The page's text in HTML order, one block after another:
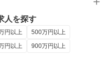
人を探す
円以上
500万円以上
円以上
900万円以上